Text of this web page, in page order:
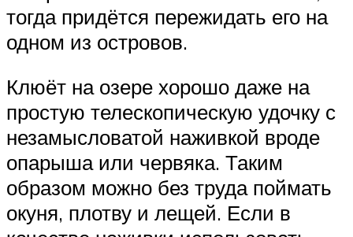
тогда придётся пережидать его на
одном из островов.
Клюёт на озере хорошо даже на
простую телескопическую удочку с
незамысловатой наживкой вроде
опарыша или червяка. Таким
образом можно без труда поймать
окуня, плотву и лещей. Если в